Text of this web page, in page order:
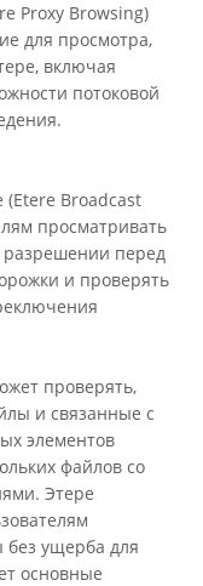
Proxy Browsing)
для просмотра,
включая
потоковой
(Etere Broadcast
просматривать
перед
и проверять
проверять,
и связанные с
элементов
файлов со
Этере
ущерба для
основные